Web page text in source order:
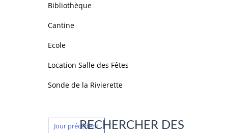
Bibliothèque
Cantine
Ecole
Location Salle des Fêtes
Sonde de la Rivierette
Jour précédentRECHERCHER DES